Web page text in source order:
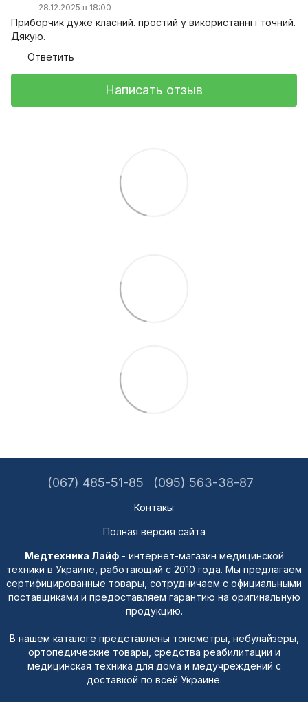
28.12.2025 в 18:00
Приборчик дуже класний. простий у використанні і точний.
Дякую.
Ответить
Написать отзыв
(067) 485-51-85 (095) 563-38-87
Контакы
Полная версия сайта
Медтехника Лайф- интернет-магазин медицинской
техники в Украине, работающий с 2010 года. Мы предлагаем
сертифицированные товары, сотрудничаем с официальными
поставщиками и предоставляем гарантию на оригинальную
продукцию.
В нашем каталоге представлены тонометры, небулайзеры,
ортопедические товары, средства реабилитации и
медицинская техника для дома и медучреждений с
доставкой по всей Украине.